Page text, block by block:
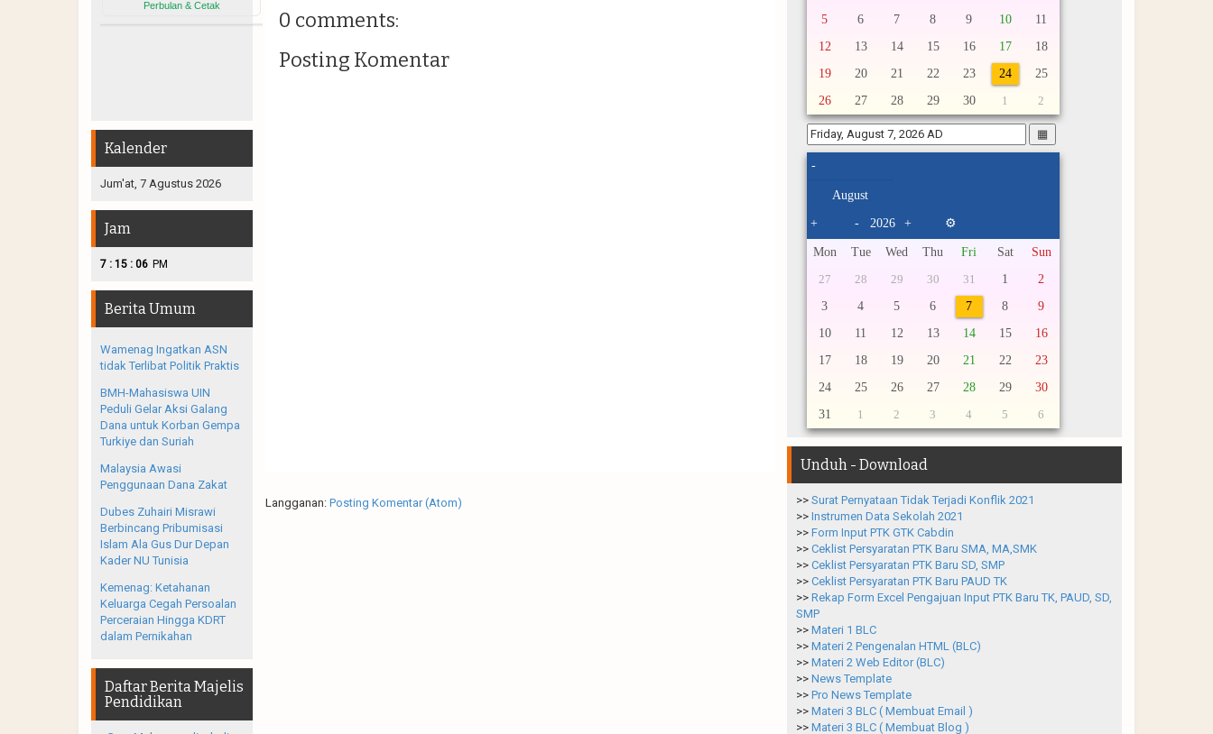
0 comments:
Posting Komentar
Langganan: Posting Komentar (Atom)
Kalender
Jum'at, 7 Agustus 2026
Jam
7 : 15 : 07 PM
Berita Umum
Wamenag Ingatkan ASN
tidak Terlibat Politik Praktis
BMH-Mahasiswa UIN
Peduli Gelar Aksi Galang
Dana untuk Korban Gempa
Turkiye dan Suriah
Malaysia Awasi
Penggunaan Dana Zakat
Dubes Zuhairi Misrawi
Berbincang Pribumisasi
Islam Ala Gus Dur Depan
Kader NU Tunisia
Kemenag: Ketahanan
Keluarga Cegah Persoalan
Perceraian Hingga KDRT
dalam Pernikahan
Daftar Berita Majelis
Pendidikan
5
6 7 8 9 10
11
12
13 14 15 16 17
18
19
20 21 22 23 24
25
26
27 28 29 30 1 2
▦
-
+ - + ⚙
Mon Tue Wed Thu Fri Sat Sun
27 28 29 30 31 1
2
3
4 5 6 7 8
9
10
11 12 13 14 15
16
17
18 19 20 21 22
23
24
25 26 27 28 29
30
31
1 2 3 4 5 6
Unduh - Download
>> Surat Pernyataan Tidak Terjadi Konflik 2021
>> Instrumen Data Sekolah 2021
>> Form Input PTK GTK Cabdin
>> Ceklist Persyaratan PTK Baru SMA, MA,SMK
>> Ceklist Persyaratan PTK Baru SD, SMP
>> Ceklist Persyaratan PTK Baru PAUD TK
>> Rekap Form Excel Pengajuan Input PTK Baru TK, PAUD, SD,
SMP
>> Materi 1 BLC
>> Materi 2 Pengenalan HTML (BLC)
>> Materi 2 Web Editor (BLC)
>> News Template
>> Pro News Template
>> Materi 3 BLC ( Membuat Email )
>> Materi 3 BLC ( Membuat Blog )